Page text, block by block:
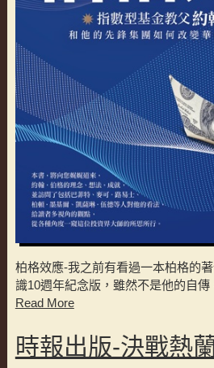
柏格效應-我之前有看過一本柏格的
識10週年紀念版，雖然不是他的自
Read More
時報出版-決戰熱